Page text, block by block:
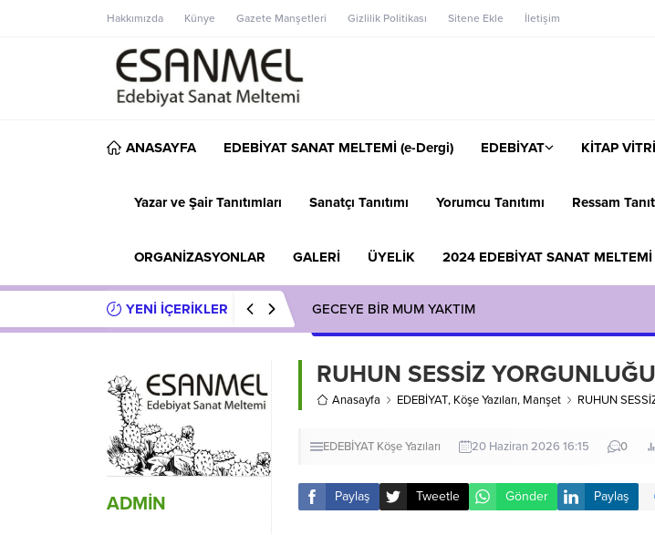
Hakkımızda Künye Gazete Manşetleri Gizlilik Politikası Sitene Ekle İletişim
ANASAYFA EDEBİYAT SANAT MELTEMİ (e-Dergi) EDEBİYAT KİTAP
Yazar ve Şair Tanıtımları Sanatçı Tanıtımı Yorumcu Tanıtımı Ressam
ORGANİZASYONLAR GALERİ ÜYELİK 2024 EDEBİYAT SANAT
YENİ İÇERİKLER GECEYE BİR MUM YAKTIM
ADMİN
RUHUN SESSİZ YORGUNLUĞU
Anasayfa EDEBİYAT, Köşe Yazıları, Manşet RUHUN
EDEBİYAT Köşe Yazıları 20 Haziran 2026 16:15 0
Paylaş Tweetle Gönder Paylaş